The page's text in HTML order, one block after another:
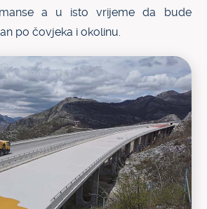
a u isto vrijeme da bude
po čovjeka i okolinu.